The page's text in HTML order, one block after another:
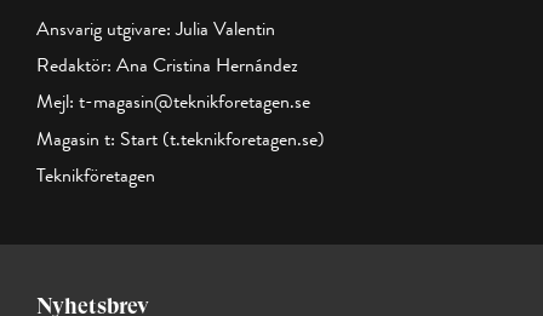
Ansvarig utgivare: Julia Valentin
Redaktör: Ana Cristina Hernández
Mejl: t-magasin@teknikforetagen.se
Magasin t: Start (t.teknikforetagen.se)
Teknikföretagen
Nyhetsbrev